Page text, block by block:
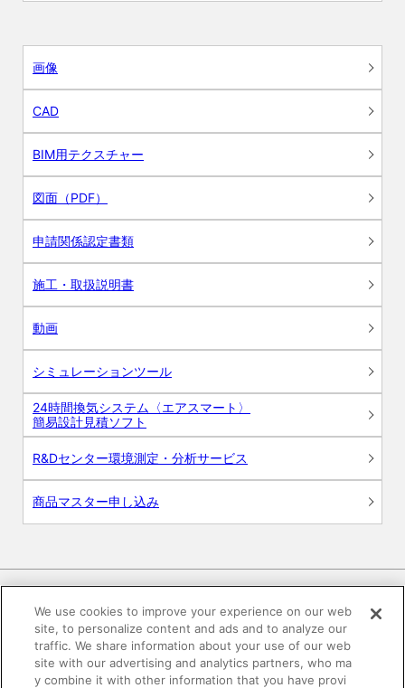
画像
CAD
BIM用テクスチャー
図面（PDF）
申請関係認定書類
施工・取扱説明書
動画
シミュレーションツール
24時間換気システム〈エアスマート〉
簡易設計見積ソフト
R&Dセンター環境測定・分析サービス
商品マスター申し込み
電子公告 このWEBサイトについて
プライバシーポリシー
We use cookies to improve your experience on our web
site, to personalize content and ads and to analyze our
traffic. We share information about your use of our web
site with our advertising and analytics partners, who ma
y combine it with other information that you have provi